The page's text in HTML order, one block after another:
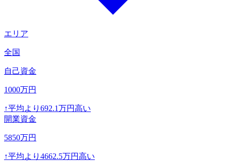
エリア
全国
自己資金
1000万円
↑平均より 692.1万円高い
開業資金
5850万円
↑平均より 4662.5万円高い